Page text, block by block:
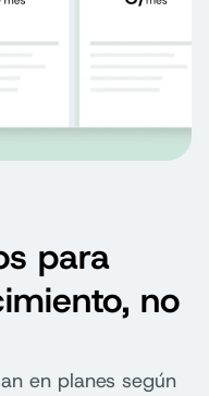
para
no
en planes según